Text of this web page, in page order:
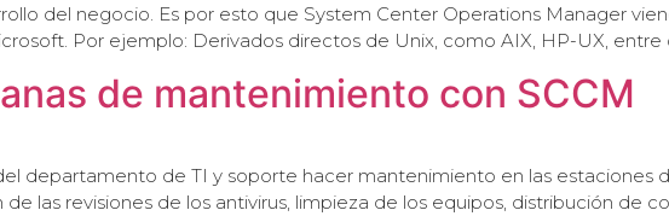
del negocio. Es por esto que System Center Operations Manager
Por ejemplo: Derivados directos de Unix, como AIX, HP-UX, entre
de mantenimiento con SCCM
departamento de TI y soporte hacer mantenimiento en las estaciones
las revisiones de los antivirus, limpieza de los equipos, distribución de